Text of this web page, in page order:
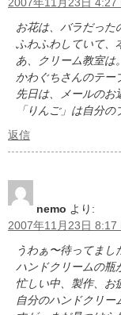
お花は、バラだった
ふわふわしていて
あ、クリーム教室は
かわぐちさんのテー
先日は、メールのお
「りんご」は自分
返信
nemo より:
2007年11月23日 8:17
うわぁ〜待ってまし
ハンドクリームの
忙しい中、製作、
自分のハンドクリー